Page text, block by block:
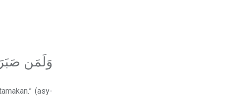
وَلَمَن
(asy-